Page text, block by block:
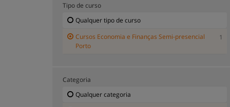
Tipo de curso
Qualquer tipo de curso
Cursos Economia e Finanças Semi-presencial
Porto
1
Categoria
Qualquer categoria